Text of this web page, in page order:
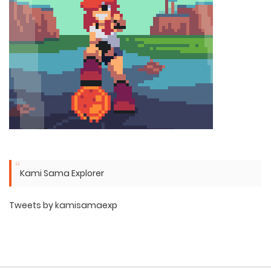
Kami Sama Explorer
Tweets by kamisamaexp